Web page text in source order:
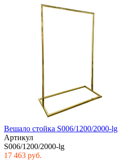
Вешало стойка S006/1200/2000-lg
Артикул
S006/1200/2000-lg
17 463 руб.